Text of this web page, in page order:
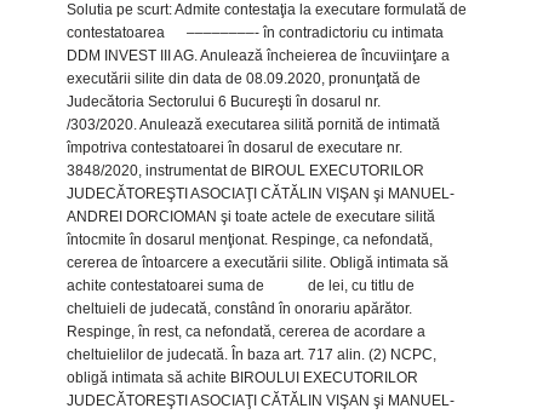
Solutia pe scurt: Admite contestaţia la executare formulată de
contestatoarea ––––––––- în contradictoriu cu intimata
DDM INVEST III AG. Anulează încheierea de încuviinţare a
executării silite din data de 08.09.2020, pronunţată de
Judecătoria Sectorului 6 Bucureşti în dosarul nr.
/303/2020. Anulează executarea silită pornită de intimată
împotriva contestatoarei în dosarul de executare nr.
3848/2020, instrumentat de BIROUL EXECUTORILOR
JUDECĂTOREŞTI ASOCIAŢI CĂTĂLIN VIŞAN şi MANUEL-
ANDREI DORCIOMAN şi toate actele de executare silită
întocmite în dosarul menţionat. Respinge, ca nefondată,
cererea de întoarcere a executării silite. Obligă intimata să
achite contestatoarei suma de de lei, cu titlu de
cheltuieli de judecată, constând în onorariu apărător.
Respinge, în rest, ca nefondată, cererea de acordare a
cheltuielilor de judecată. În baza art. 717 alin. (2) NCPC,
obligă intimata să achite BIROULUI EXECUTORILOR
JUDECĂTOREŞTI ASOCIAŢI CĂTĂLIN VIŞAN şi MANUEL-